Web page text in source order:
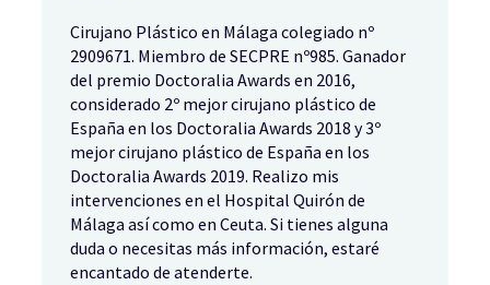
Cirujano Plástico en Málaga colegiado nº
2909671. Miembro de SECPRE nº985. Ganador
del premio Doctoralia Awards en 2016,
considerado 2º mejor cirujano plástico de
España en los Doctoralia Awards 2018 y 3º
mejor cirujano plástico de España en los
Doctoralia Awards 2019. Realizo mis
intervenciones en el Hospital Quirón de
Málaga así como en Ceuta. Si tienes alguna
duda o necesitas más información, estaré
encantado de atenderte.